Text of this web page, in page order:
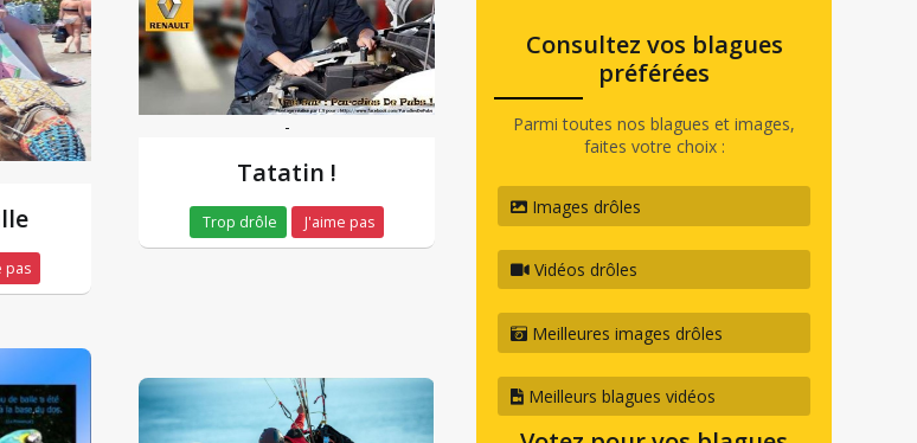
pas
-
Tatatin !
Trop drôle J'aime pas
Consultez vos blagues
préférées
Parmi toutes nos blagues et images,
faites votre choix :
Images drôles
Vidéos drôles
Meilleures images drôles
Meilleurs blagues vidéos